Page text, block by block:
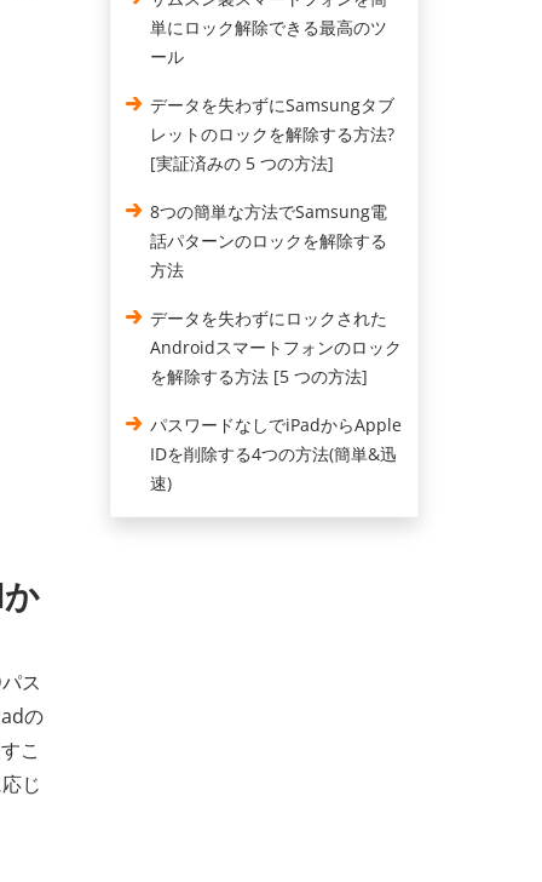
ス
の
こ
じ
単にロック解除できる最高のツ
ール
データを失わずにSamsungタブ
レットのロックを解除する方法?
[実証済みの 5 つの方法]
8つの簡単な方法でSamsung電
話パターンのロックを解除する
方法
データを失わずにロックされた
Androidスマートフォンのロック
を解除する方法 [5 つの方法]
パスワードなしでiPadからApple
IDを削除する4つの方法(簡単&迅
速)